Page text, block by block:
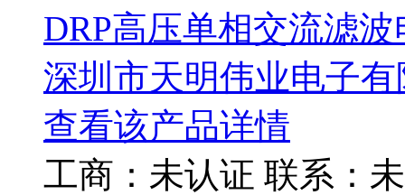
DRP高压单相交流滤
深圳市天明伟业电子
查看该产品详情
工商： 未认证 联系：